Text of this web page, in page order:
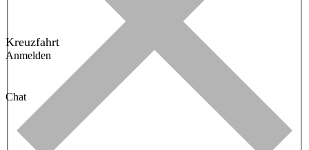
Kreuzfahrt
Anmelden
Chat